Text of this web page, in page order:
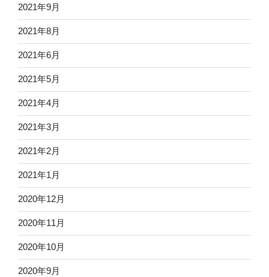
2021年9月
2021年8月
2021年6月
2021年5月
2021年4月
2021年3月
2021年2月
2021年1月
2020年12月
2020年11月
2020年10月
2020年9月